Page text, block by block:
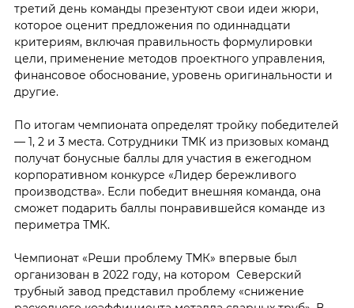
третий день команды презентуют свои идеи жюри,
которое оценит предложения по одиннадцати
критериям, включая правильность формулировки
цели, применение методов проектного управления,
финансовое обоснование, уровень оригинальности и
другие.
По итогам чемпионата определят тройку победителей
— 1, 2 и 3 места. Сотрудники ТМК из призовых команд
получат бонусные баллы для участия в ежегодном
корпоративном конкурсе «Лидер бережливого
производства». Если победит внешняя команда, она
сможет подарить баллы понравившейся команде из
периметра ТМК.
Чемпионат «Реши проблему ТМК» впервые был
организован в 2022 году, на котором Северский
трубный завод представил проблему «снижение